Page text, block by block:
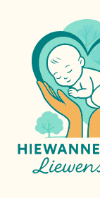
Navigation
springen
Inhalt
springen